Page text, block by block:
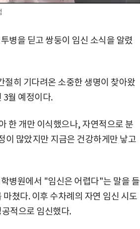
병을 딛고 쌍둥이 임신 소식을 알렸
히 기다려온 소중한 생명이 찾아왔
3월 예정이다.
한 개만 이식했으나, 자연적으로 분
많았지만 지금은 건강하게만 낳고
병원에서 "임신은 어렵다"는 말을 들
쳤다. 이후 수차례의 자연 임신 시도
적으로 임신했다.